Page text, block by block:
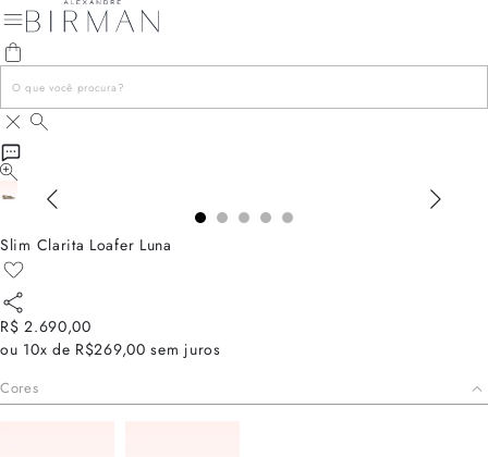
Slim Clarita Loafer Luna
R$ 2.690,00
ou 10x de R$269,00 sem juros
Cores